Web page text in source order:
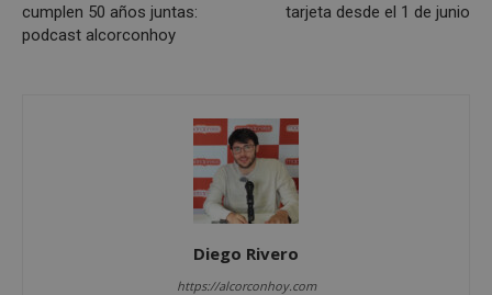
cumplen 50 años juntas:
podcast alcorconhoy
tarjeta desde el 1 de junio
Diego Rivero
https://alcorconhoy.com